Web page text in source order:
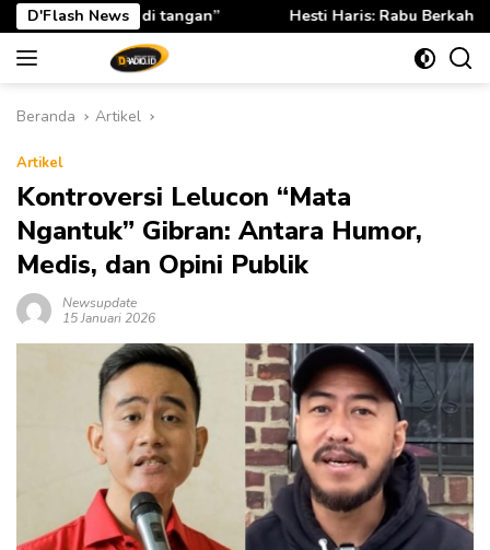
Langsung
ke
konten
D'Flash NewsHesti Haris: Rabu Berkah TP PKK Provinsi Jambi
Beranda Artikel
Artikel
Kontroversi Lelucon “Mata
Ngantuk” Gibran: Antara Humor,
Medis, dan Opini Publik
Newsupdate
15 Januari 2026